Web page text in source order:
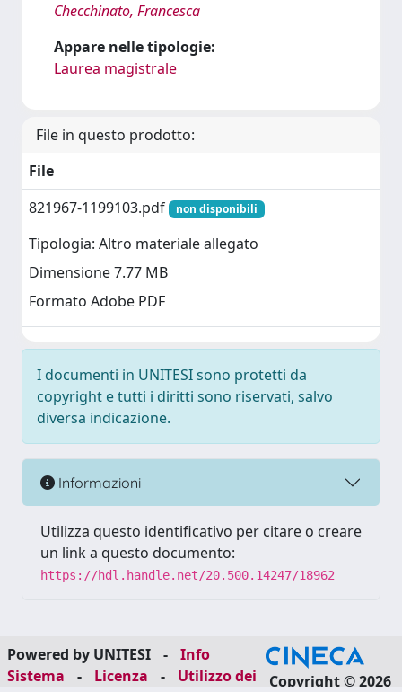
Checchinato, Francesca
Appare nelle tipologie:
Laurea magistrale
File in questo prodotto:
File
821967-1199103.pdf
non disponibili
Tipologia: Altro materiale allegato
Dimensione 7.77 MB
Formato Adobe PDF
I documenti in UNITESI sono protetti da
copyright e tutti i diritti sono riservati, salvo
diversa indicazione.
Informazioni
Utilizza questo identificativo per citare o creare
un link a questo documento:
https://hdl.handle.net/20.500.14247/18962
Powered by UNITESI -
Info
Sistema
- Licenza -
Utilizzo dei
Copyright © 2026